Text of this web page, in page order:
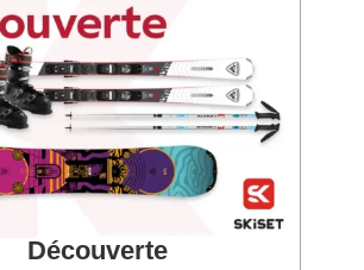
Découverte